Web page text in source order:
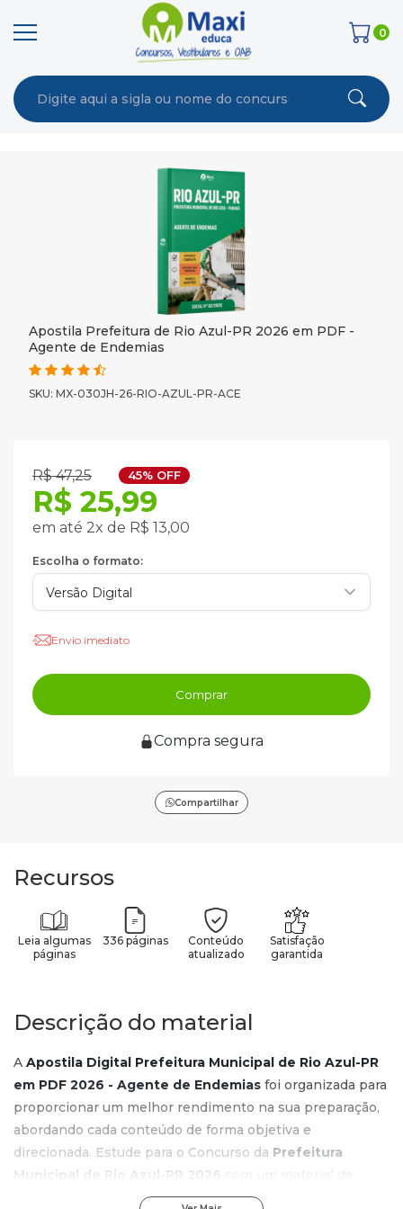
0
Apostila Prefeitura de Rio Azul-PR 2026 em PDF -
Agente de Endemias
SKU: MX-030JH-26-RIO-AZUL-PR-ACE
R$ 47,25 45% OFF
R$ 25,99
em até 2x de R$ 13,00
Escolha o formato:
Envio imediato
Comprar
Compra segura
Compartilhar
Recursos
Leia algumas
páginas
336 páginas
Conteúdo
atualizado
Satisfação
garantida
Descrição do material
A Apostila Digital Prefeitura Municipal de Rio Azul-PR
em PDF 2026 - Agente de Endemias foi organizada para
proporcionar um melhor rendimento na sua preparação,
abordando cada conteúdo de forma objetiva e
direcionada. Estude para o Concurso da Prefeitura
Municipal de Rio Azul-PR 2026
acordo com o Edital oficial para o cargo de